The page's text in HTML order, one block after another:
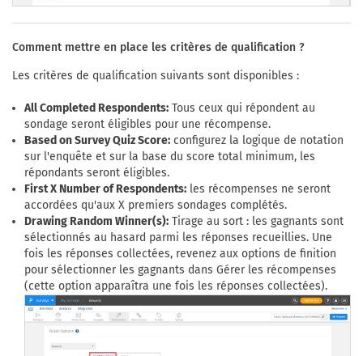
Comment mettre en place les critères de qualification ?
Les critères de qualification suivants sont disponibles :
All Completed Respondents: Tous ceux qui répondent au
sondage seront éligibles pour une récompense.
Based on Survey Quiz Score: configurez la logique de notation
sur l'enquête et sur la base du score total minimum, les
répondants seront éligibles.
First X Number of Respondents: les récompenses ne seront
accordées qu'aux X premiers sondages complétés.
Drawing Random Winner(s): Tirage au sort : les gagnants sont
sélectionnés au hasard parmi les réponses recueillies. Une
fois les réponses collectées, revenez aux options de finition
pour sélectionner les gagnants dans Gérer les récompenses
(cette option apparaîtra une fois les réponses collectées).